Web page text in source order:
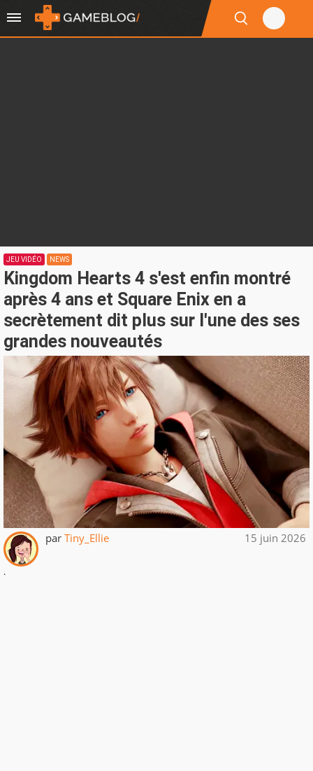
JEU VIDÉO NEWS
Kingdom Hearts 4 s'est enfin montré
après 4 ans et Square Enix en a
secrètement dit plus sur l'une des ses
grandes nouveautés
par Tiny_Ellie 15 juin 2026
.